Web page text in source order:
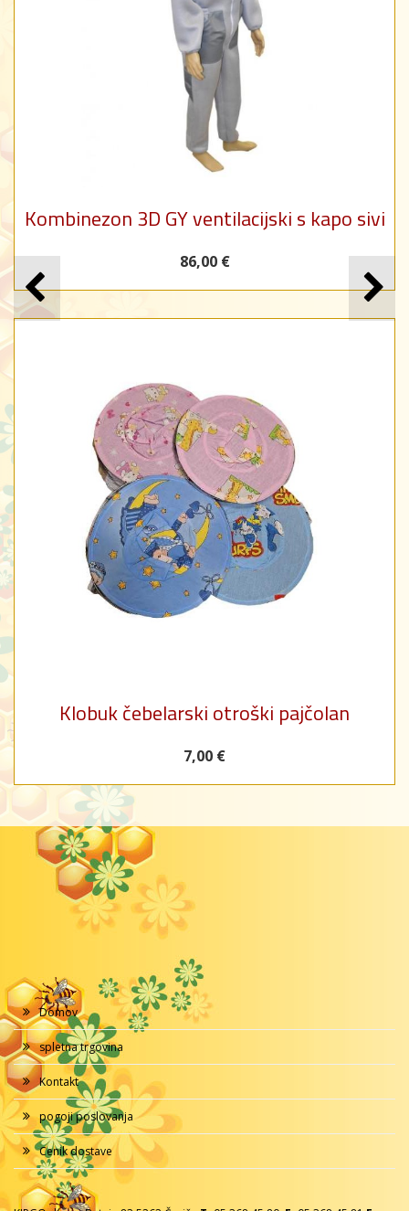
Kombinezon 3D GY ventilacijski s kapo sivi
86,00 €
Klobuk čebelarski otroški pajčolan
7,00 €
Domov
spletna trgovina
Kontakt
pogoji poslovanja
Cenik dostave